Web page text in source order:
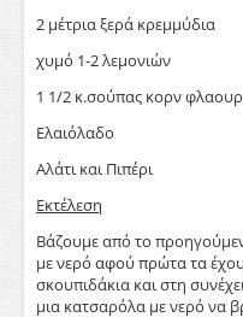
2 μέτρια ξερά κρεμμύδια
χυμό 1-2 λεμονιών
1 1/2 κ.σούπας κορν
Ελαιόλαδο
Αλάτι και Πιπέρι
Εκτέλεση
Βάζουμε από το
με νερό αφού πρώτα τα
σκουπιδάκια και στη
μια κατσαρόλα με νερό να